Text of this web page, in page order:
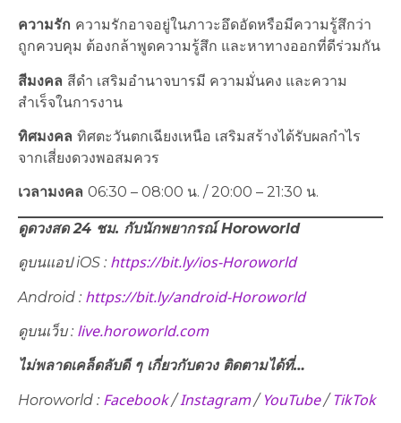
ความรัก ความรักอาจอยู่ในภาวะอึดอัดหรือมีความรู้สึกว่า
ถูกควบคุม ต้องกล้าพูดความรู้สึก และหาทางออกที่ดีร่วมกัน
สีมงคล สีดำ เสริมอำนาจบารมี ความมั่นคง และความ
สำเร็จในการงาน
ทิศมงคล ทิศตะวันตกเฉียงเหนือ เสริมสร้างได้รับผลกำไร
จากเสี่ยงดวงพอสมควร
เวลามงคล 06:30 – 08:00 น. / 20:00 – 21:30 น.
ดูดวงสด 24 ชม. กับนักพยากรณ์Horoworld
ดูบนแอปiOS : https://bit.ly/ios-Horoworld
Android : https://bit.ly/android-Horoworld
ดูบนเว็บ : live.horoworld.com
ไม่พลาดเคล็ดลับดี ๆ เกี่ยวกับดวง ติดตามได้ที่…
Horoworld : Facebook/Instagram/ YouTube/ TikTok